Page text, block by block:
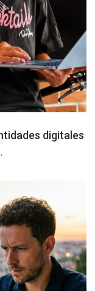
digitales